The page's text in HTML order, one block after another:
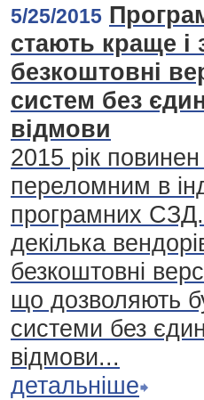
5/25/2015
стають краще і
безкоштовні
систем без
відмови
2015 рік повинен
переломним в
програмних
декілька
безкоштовні
що дозволяють
системи без
відмови...
детальніше